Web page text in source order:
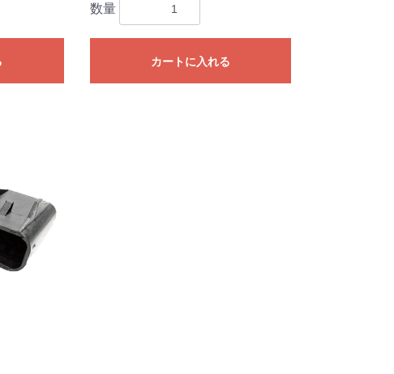
数量
カートに入れる